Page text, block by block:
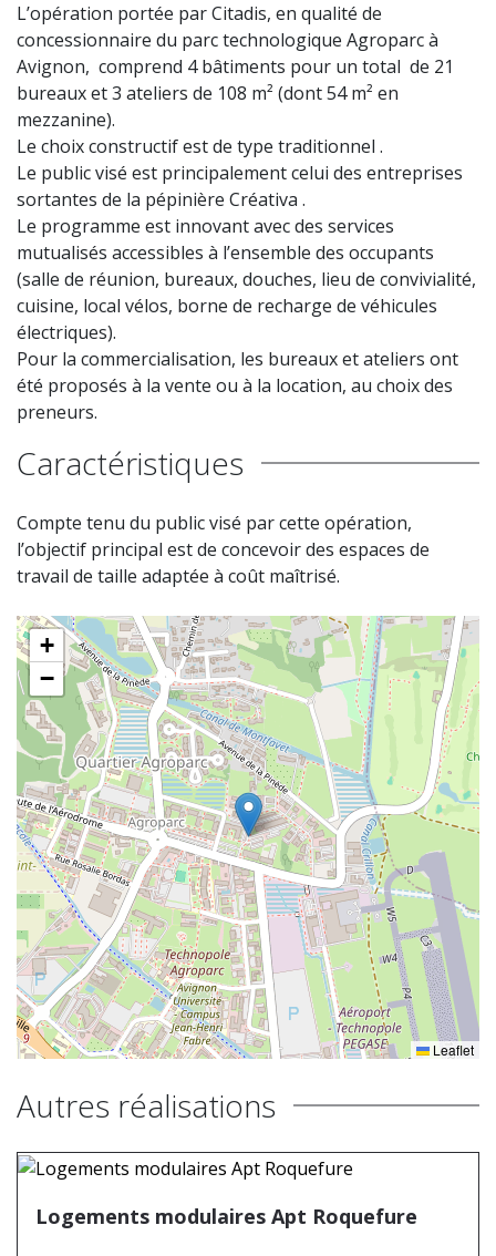
L’opération portée par Citadis, en qualité de
concessionnaire du parc technologique Agroparc à
Avignon, comprend 4 bâtiments pour un total de 21
bureaux et 3 ateliers de 108 m² (dont 54 m² en
mezzanine).
Le choix constructif est de type traditionnel .
Le public visé est principalement celui des entreprises
sortantes de la pépinière Créativa .
Le programme est innovant avec des services
mutualisés accessibles à l’ensemble des occupants
(salle de réunion, bureaux, douches, lieu de convivialité,
cuisine, local vélos, borne de recharge de véhicules
électriques).
Pour la commercialisation, les bureaux et ateliers ont
été proposés à la vente ou à la location, au choix des
preneurs.
Caractéristiques
Compte tenu du public visé par cette opération,
l’objectif principal est de concevoir des espaces de
travail de taille adaptée à coût maîtrisé.
+
−
Leaflet
Autres réalisations
Logements modulaires Apt Roquefure